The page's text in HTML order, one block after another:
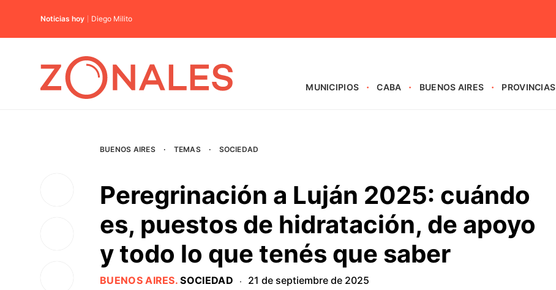
Noticias hoy Diego Milito
MUNICIPIOS CABA BUENOS AIRES PROVINCIAS
BUENOS AIRES · TEMAS · SOCIEDAD
Peregrinación a Luján 2025: cuándo
es, puestos de hidratación, de apoyo
y todo lo que tenés que saber
BUENOS AIRES.SOCIEDAD · 21 de septiembre de 2025